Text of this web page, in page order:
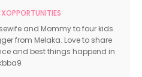
and Mommy to four kids.
from Melaka. Love to share
and best things happend in